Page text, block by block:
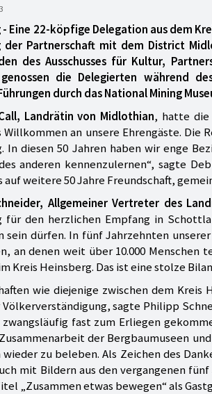
- Eine 22-köpfige Delegation aus dem
der Partnerschaft mit dem District
des Ausschusses für Kultur,
die Delegierten während
durch das National Mining
Landrätin von Midlothian, hatte die
Willkommen an unsere Ehrengäste. Die
In diesen 50 Jahren haben wir enge
anderen kennenzulernen“, sagte
auf weitere 50 Jahre Freundschaft,
Allgemeiner Vertreter des
für den herzlichen Empfang in
sein dürfen. In fünf Jahrzehnten
an denen weit über 10.000 Menschen
Kreis Heinsberg. Das ist eine stolze
wie diejenige zwischen dem
sagte Philipp
zwangsläufig fast zum Erliegen
der Bergbaumuseen
wieder zu beleben. Als Zeichen des
mit Bildern aus den vergangenen
„Zusammen etwas bewegen“ als